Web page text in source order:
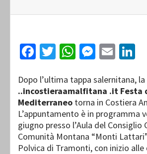
Facebook
Twitter
WhatsApp
Email
Dopo l’ultima tappa salernitana, la
..incostieraamalfitana .it Festa
Mediterraneo torna in Costiera
L’appuntamento è in programma
giugno presso l’Aula del Consiglio
Comunità Montana “Monti
Polvica di Tramonti, con inizio alle